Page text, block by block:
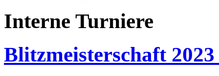
Interne Turniere
Blitzmeisterschaft